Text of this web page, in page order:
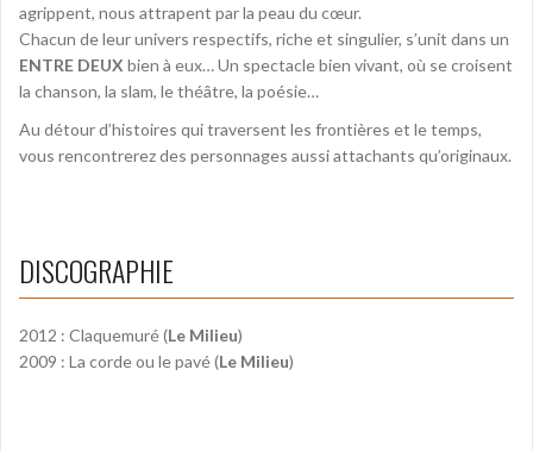
agrippent, nous attrapent par la peau du cœur.
Chacun de leur univers respectifs, riche et singulier, s’unit dans un
ENTRE DEUX bien à eux… Un spectacle bien vivant, où se croisent
la chanson, la slam, le théâtre, la poésie…
Au détour d’histoires qui traversent les frontières et le temps,
vous rencontrerez des personnages aussi attachants qu’originaux.
DISCOGRAPHIE
2012 : Claquemuré (Le Milieu)
2009 : La corde ou le pavé (Le Milieu)